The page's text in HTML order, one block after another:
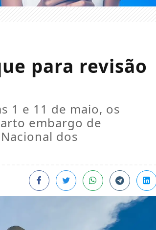
para revisão
1 e 11 de maio, os
embargo de
dos